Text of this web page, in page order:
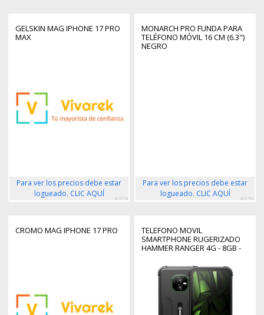
GELSKIN MAG IPHONE 17 PRO
MAX
Para ver los precios debe estar
logueado. CLIC AQUÍ
403734
MONARCH PRO FUNDA PARA
TELÉFONO MÓVIL 16 CM (6.3")
NEGRO
Para ver los precios debe estar
logueado. CLIC AQUÍ
405793
CROMO MAG IPHONE 17 PRO
TELEFONO MOVIL
SMARTPHONE RUGERIZADO
HAMMER RANGER 4G - 8GB -
- VERDE